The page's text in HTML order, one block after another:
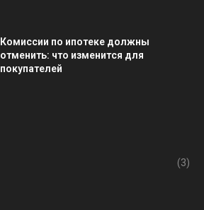
Комиссии по ипотеке должны
отменить: что изменится для
покупателей
(3)